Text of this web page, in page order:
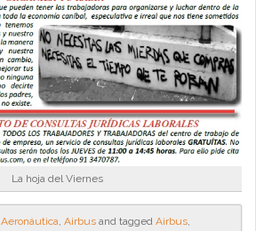
La hoja del Viernes
Aeronáutica Airbus and tagged Airbus